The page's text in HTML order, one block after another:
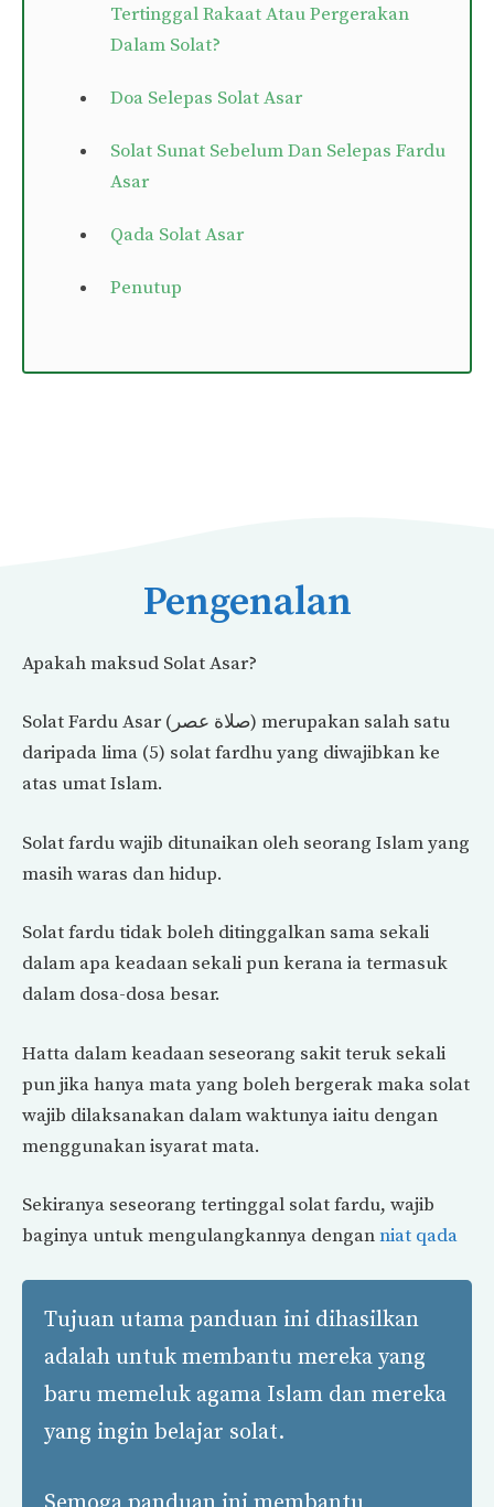
Tertinggal Rakaat Atau Pergerakan
Dalam Solat?
Doa Selepas Solat Asar
Solat Sunat Sebelum Dan Selepas Fardu
Asar
Qada Solat Asar
Penutup
Pengenalan
Apakah maksud Solat Asar?
Solat Fardu Asar (صلاة عصر) merupakan salah satu
daripada lima (5) solat fardhu yang diwajibkan ke
atas umat Islam.
Solat fardu wajib ditunaikan oleh seorang Islam yang
masih waras dan hidup.
Solat fardu tidak boleh ditinggalkan sama sekali
dalam apa keadaan sekali pun kerana ia termasuk
dalam dosa-dosa besar.
Hatta dalam keadaan seseorang sakit teruk sekali
pun jika hanya mata yang boleh bergerak maka solat
wajib dilaksanakan dalam waktunya iaitu dengan
menggunakan isyarat mata.
Sekiranya seseorang tertinggal solat fardu, wajib
baginya untuk mengulangkannya denganniat qada
Tujuan utama panduan ini dihasilkan
adalah untuk membantu mereka yang
baru memeluk agama Islam dan mereka
yang ingin belajar solat.